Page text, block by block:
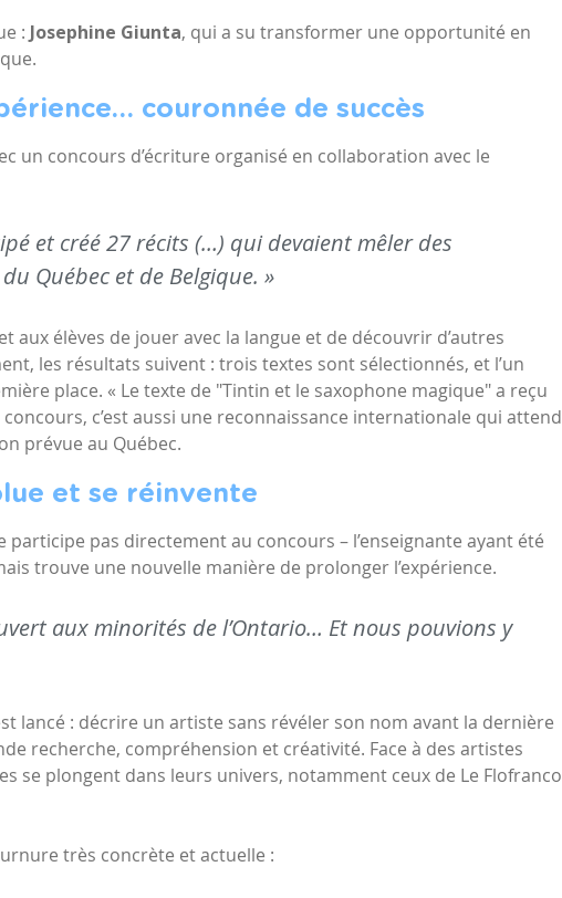
: Josephine Giunta, qui a su transformer une opportunité en
couronnée de succès
un concours d’écriture organisé en collaboration avec le
et créé 27 récits (…) qui devaient mêler des
Québec et de Belgique. »
aux élèves de jouer avec la langue et de découvrir d’autres
les résultats suivent : trois textes sont sélectionnés, et l’un
place. « Le texte de "Tintin et le saxophone magique" a reçu
c’est aussi une reconnaissance internationale qui attend
prévue au Québec.
et se réinvente
participe pas directement au concours – l’enseignante ayant été
trouve une nouvelle manière de prolonger l’expérience.
aux minorités de l’Ontario… Et nous pouvions y
lancé : décrire un artiste sans révéler son nom avant la dernière
recherche, compréhension et créativité. Face à des artistes
se plongent dans leurs univers, notamment ceux de Le Flofranco
très concrète et actuelle :